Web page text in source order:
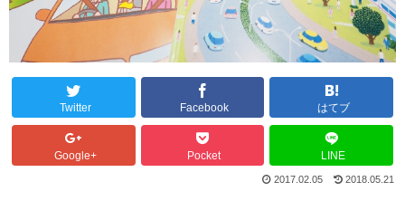
Twitter Facebook はてブ
Google+ Pocket LINE
2017.02.05 2018.05.21